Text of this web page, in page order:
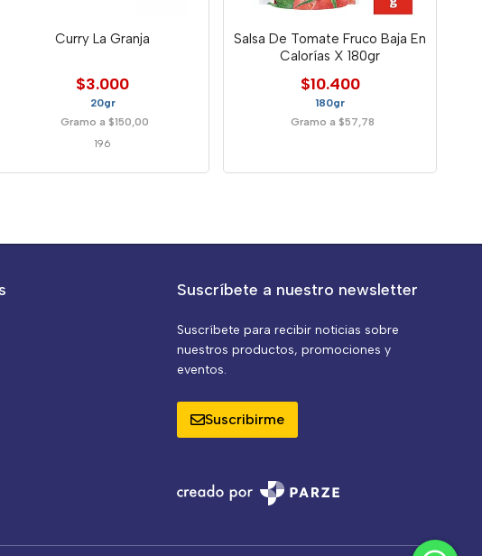
Curry La Granja
$3.000
20gr
Gramo a $150,00
196
Salsa De Tomate Fruco Baja En
Calorías X 180gr
$10.400
180gr
Gramo a $57,78
Suscríbete a nuestro newsletter
Suscríbete para recibir noticias sobre
nuestros productos, promociones y
eventos.
Suscribirme